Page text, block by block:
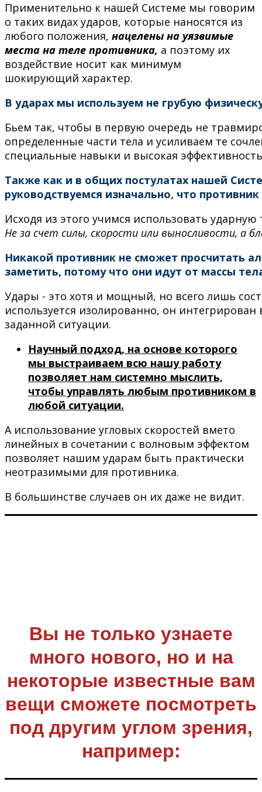
Применительно к нашей Системе мы говорим
о таких видах ударов, которые наносятся из
любого положения, нацелены на уязвимые
места на теле противника, а поэтому их
воздействие носит как минимум
шокирующий характер.
В ударах мы используем не грубую
Бьем так, чтобы в первую очередь не
определенные части тела и усиливаем те
специальные навыки и высокая
Также как и в общих постулатах нашей
руководствуемся изначально, что
Исходя из этого учимся использовать
Не за счет силы, скорости или выносливости, а
Никакой противник не сможет просчитать
заметить, потому что они идут от массы
Удары - это хотя и мощный, но всего лишь
используется изолированно, он
заданной ситуации.
Научный подход, на основе которого
мы выстраиваем всю нашу работу
позволяет нам системно мыслить,
чтобы управлять любым противником в
любой ситуации.
А использование угловых скоростей вмето
линейных в сочетании с волновым эффектом
позволяет нашим ударам быть практически
неотразимыми для противника.
В большинстве случаев он их даже не видит.
Вы не только узнаете
много нового, но и на
некоторые известные вам
вещи сможете посмотреть
под другим углом зрения,
например: